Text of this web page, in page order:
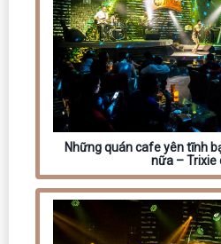
Những quán cafe yên tĩnh
nữa – Trixie